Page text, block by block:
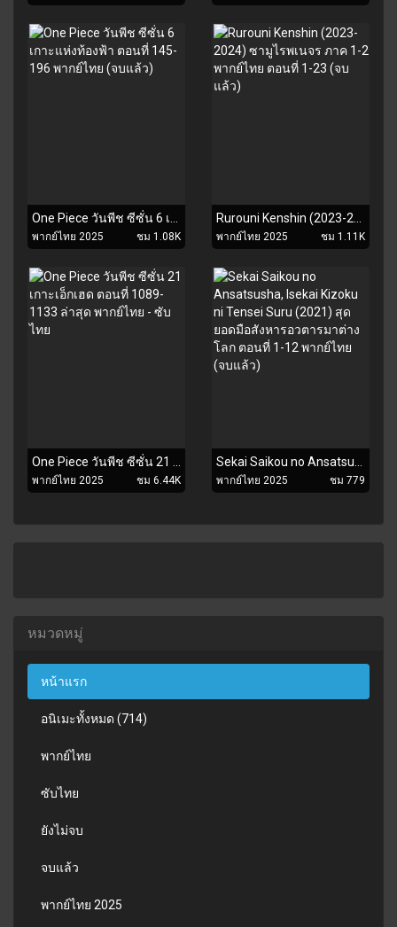
พากย์ไทย 2025 ชม 1.08K พากย์ไทย 2025 ชม 1.11K
พากย์ไทย 2025 ชม 6.44K พากย์ไทย 2025 ชม 779
หมวดหมู่
หน้าแรก
อนิเมะทั้งหมด (714)
พากย์ไทย
ซับไทย
ยังไม่จบ
จบแล้ว
พากย์ไทย 2025